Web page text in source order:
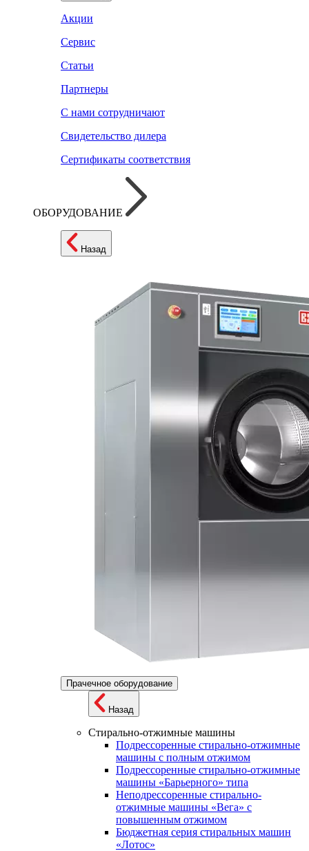
Акции
Сервис
Статьи
Партнеры
С нами сотрудничают
Свидетельство дилера
Сертификаты соответствия
ОБОРУДОВАНИЕ
Назад
Прачечное оборудование
Назад
Стирально-отжимные машины
Подрессоренные стирально-отжимные
машины с полным отжимом
Подрессоренные стирально-отжимные
машины «Барьерного» типа
Неподрессоренные стирально-
отжимные машины «Вега» с
повышенным отжимом
Бюджетная серия стиральных машин
«Лотос»